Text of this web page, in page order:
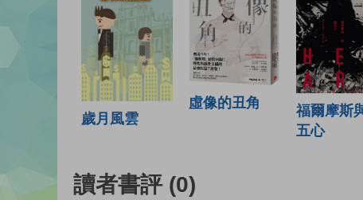
歲月風雲
虛像的丑角
福爾摩斯
五心
讀者書評 (0)